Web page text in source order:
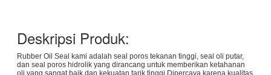
Deskripsi Produk:
Rubber Oil Seal kami adalah seal poros tekanan tinggi, seal oli putar,
dan seal poros hidrolik yang dirancang untuk memberikan ketahanan
oli yang sangat baik dan kekuatan tarik tinggi.Dipercaya karena kualitas